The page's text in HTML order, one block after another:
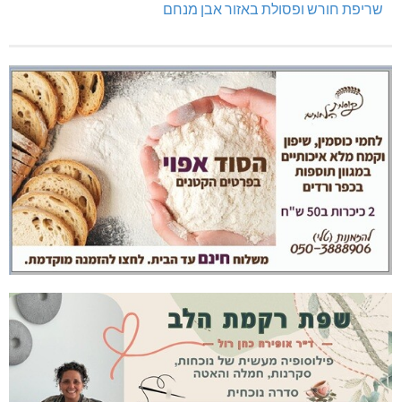
שריפת חורש ופסולת באזור אבן מנחם